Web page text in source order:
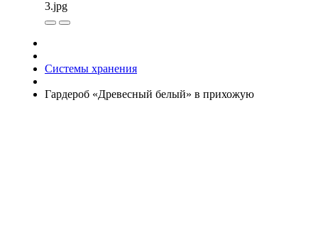
Системы хранения
Гардероб «Древесный белый» в прихожую